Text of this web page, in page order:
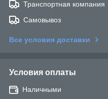
Транспортная компания
Самовывоз
Все условия доставки
Условия оплаты
Наличными